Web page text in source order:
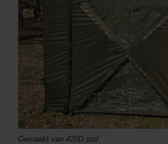
Gemaakt van 420D stof